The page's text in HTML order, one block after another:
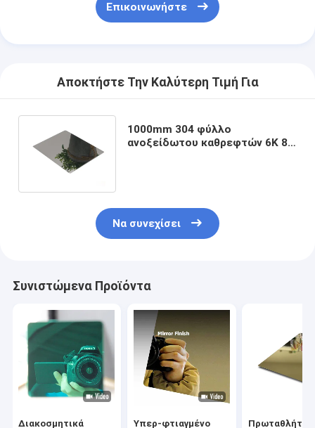
Επικοινωνήστε
Αποκτήστε Την Καλύτερη Τιμή Για
1000mm 304 φύλλο
ανοξείδωτου καθρεφτών 6K 8K
Να συνεχίσει
Συνιστώμενα Προϊόντα
Διακοσμητικά Υπερ-φτιαγμένο